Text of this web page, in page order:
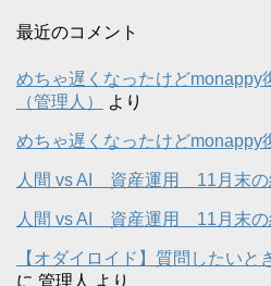
最近のコメント
めちゃ遅くなったけどmonappy
（管理人）
より
めちゃ遅くなったけどmonappy
人間 vs AI 資産運用 11月末の
人間 vs AI 資産運用 11月末の
【オダイロイド】質問したいと
に 管理人 より